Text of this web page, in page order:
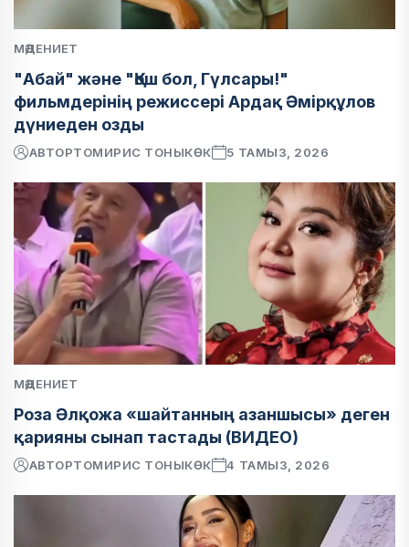
МӘДЕНИЕТ
"Абай" және "Қош бол, Гүлсары!"
фильмдерінің режиссері Ардақ Әмірқұлов
дүниеден озды
АВТОРТОМИРИС ТОНЫКӨК 5 ТАМЫЗ, 2026
МӘДЕНИЕТ
Роза Әлқожа «шайтанның азаншысы» деген
қарияны сынап тастады (ВИДЕО)
АВТОРТОМИРИС ТОНЫКӨК 4 ТАМЫЗ, 2026